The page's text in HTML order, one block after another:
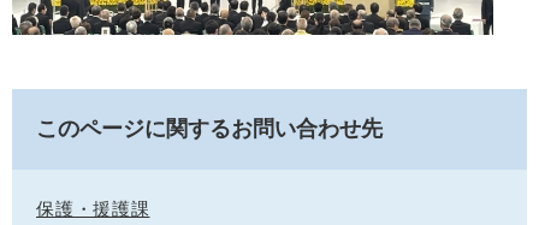
このページに関するお問い合わせ先
保護・援護課